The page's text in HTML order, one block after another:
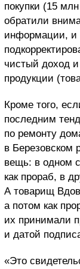
покупки (15
обратили
информации,
чистый доход
продукции
Кроме того,
последним
по ремонту
в Березовском
вещь: в одном
как прораб, в
А товарищ
а потом как
их принимали
и датой
«Это